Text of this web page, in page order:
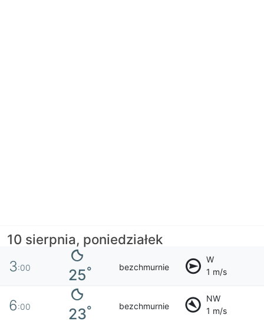
10 sierpnia, poniedziałek
3:00 25° bezchmurnie
W
1 m/s
6:00 23° bezchmurnie
NW
1 m/s